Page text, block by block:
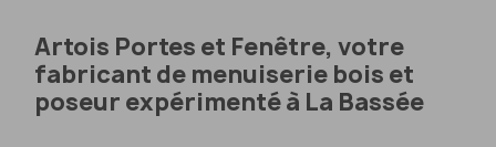
Artois Portes et Fenêtre, votre
fabricant de menuiserie bois et
poseur expérimenté à La Bassée